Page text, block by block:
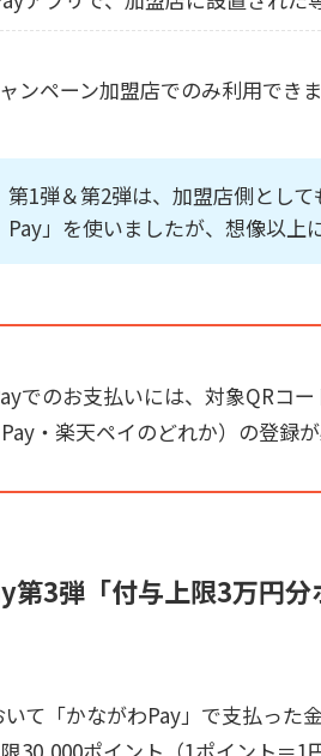
ンペーン加盟店でのみ利用できま
第1弾＆第2弾は、加盟店側とし
Pay」を使いましたが、想像以上
でのお支払いには、対象QRコ
・楽天ペイのどれか）の登録が
第3弾「付与上限3万円
いて「かながわPay」で支払った